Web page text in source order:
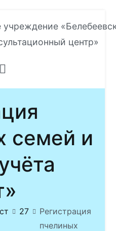
центр»
семей и
27
Регистрация
пчелиных